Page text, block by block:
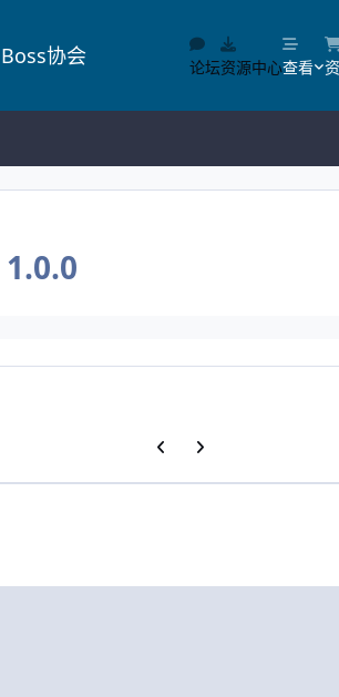
Boss协会 论坛资源中心查看
1.0.0
上一张轮播幻灯片
下一张轮播幻灯片